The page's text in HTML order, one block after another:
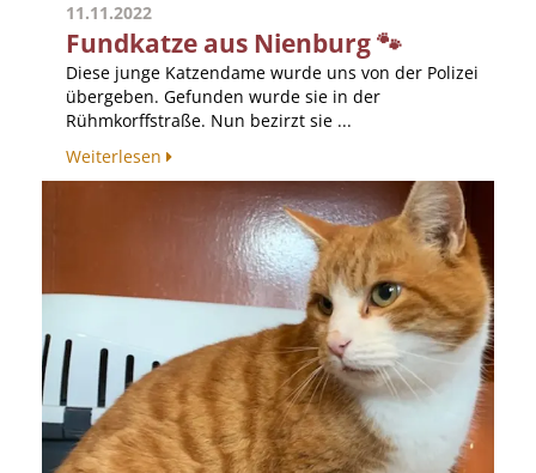
11.11.2022
Fundkatze aus Nienburg 🐾
Diese junge Katzendame wurde uns von der Polizei
übergeben. Gefunden wurde sie in der
Rühmkorffstraße. Nun bezirzt sie ...
Weiterlesen